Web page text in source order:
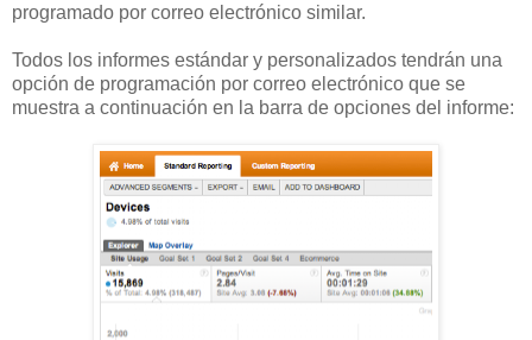
programado por correo electrónico similar.
Todos los informes estándar y personalizados tendrán una
opción de programación por correo electrónico que se
muestra a continuación en la barra de opciones del informe: